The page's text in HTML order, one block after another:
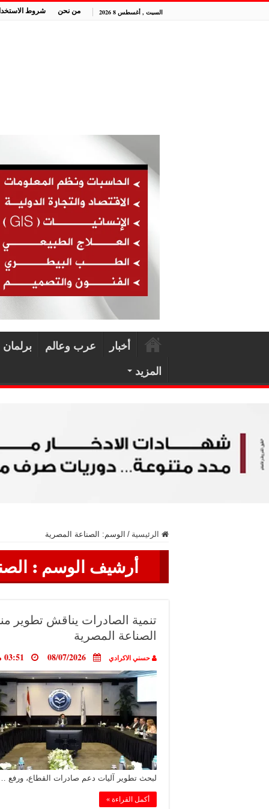
السبت , أغسطس 8 2026 من نحن شروط
أخبار عرب وعالم
المزيد
الرئيسية / الوسم: الصناعة المصرية
أرشيف الوسم :
تنمية الصادرات يناقش تطوير
الصناعة المصرية
حسني الاكرادي
لبحث تطوير آليات دعم صادرات القطاع، ورفع
أكمل القراءة »